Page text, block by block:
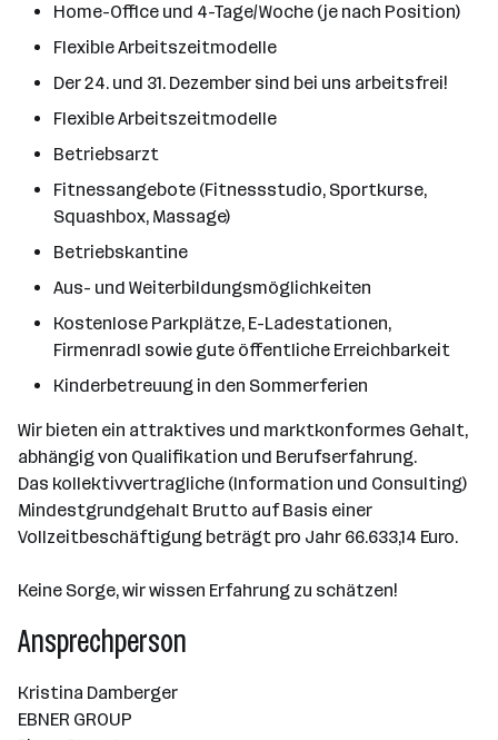
Home-Office und 4-Tage/Woche (je nach Position)
Flexible Arbeitszeitmodelle
Der 24. und 31. Dezember sind bei uns arbeitsfrei!
Flexible Arbeitszeitmodelle
Betriebsarzt
Fitnessangebote (Fitnessstudio, Sportkurse,
Squashbox, Massage)
Betriebskantine
Aus- und Weiterbildungsmöglichkeiten
Kostenlose Parkplätze, E-Ladestationen,
Firmenradl sowie gute öffentliche Erreichbarkeit
Kinderbetreuung in den Sommerferien
Wir bieten ein attraktives und marktkonformes Gehalt,
abhängig von Qualifikation und Berufserfahrung.
Das kollektivvertragliche (Information und Consulting)
Mindestgrundgehalt Brutto auf Basis einer
Vollzeitbeschäftigung beträgt pro Jahr 66.633,14 Euro.
Keine Sorge, wir wissen Erfahrung zu schätzen!
Ansprechperson
Kristina Damberger
EBNER GROUP